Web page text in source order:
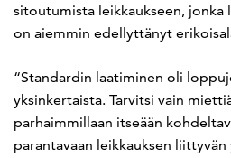
sitoutumista leikkaukseen, jonka
on aiemmin edellyttänyt
“Standardin laatiminen oli
yksinkertaista. Tarvitsi vain
parhaimmillaan itseään
parantavaan leikkauksen